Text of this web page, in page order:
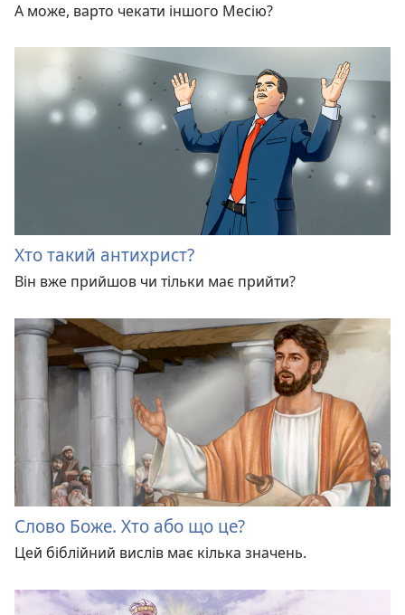
А може, варто чекати іншого Месію?
Хто такий антихрист?
Він вже прийшов чи тільки має прийти?
Слово Боже. Хто або що це?
Цей біблійний вислів має кілька значень.